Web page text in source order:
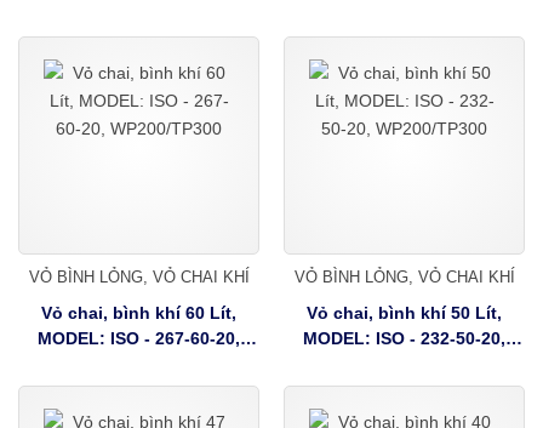
VỎ BÌNH LỎNG, VỎ CHAI KHÍ
Vỏ chai, bình khí 60 Lít,
MODEL: ISO - 267-60-20,
VỎ BÌNH LỎNG, VỎ CHAI KHÍ
Vỏ chai, bình khí 50 Lít,
MODEL: ISO - 232-50-20,